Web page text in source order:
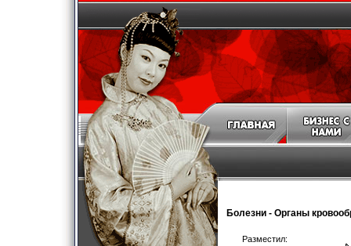
Болезни - Органы
Разместил: